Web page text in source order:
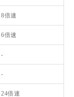
8倍速
6倍速
-
-
24倍速